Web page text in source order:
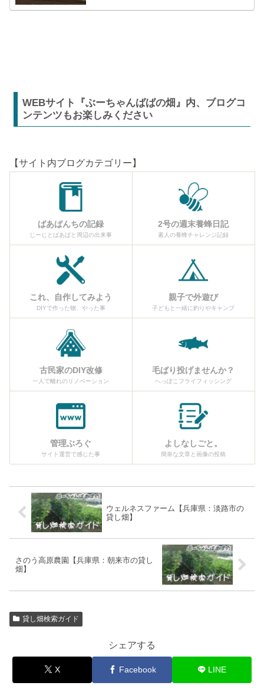
【困った】と【トラブル】困りごとト...
WEBサイト『ぶーちゃんばばの畑』内、ブログコ
ンテンツもお楽しみください
【サイト内ブログカテゴリー】
ばあばんちの記録
じーじとばあばと周辺の出来事
2号の週末養蜂日記
素人の養蜂チャレンジ記録
これ、自作してみよう
DIYで作った物、やった事
親子で外遊び
子どもと一緒に釣りやキャンプ
古民家のDIY改修
一人で離れのリノベーション
毛ばり投げませんか？
へっぽこフライフィッシング
管理ぶろぐ
サイト運営で感じた事
よしなしごと。
簡単な文章と画像の投稿
ウェルネスファーム【兵庫県：淡路市の
貸し畑】
さのう高原農園【兵庫県：朝来市の貸し
畑】
貸し畑検索ガイド
シェアする
X Facebook LINE